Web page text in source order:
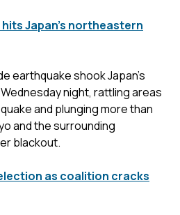
Japan’s northeastern
earthquake shook Japan’s
night, rattling areas
and plunging more than
and the surrounding
blackout.
as coalition cracks